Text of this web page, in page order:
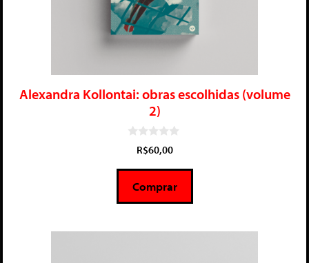
Alexandra Kollontai: obras escolhidas (volume
2)
5
R$60,00
Comprar